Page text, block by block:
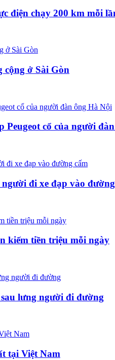
điện chạy 200 km mỗi
cộng ở Sài Gòn
Peugeot cổ của người
đi xe đạp vào
kiếm tiền triệu mỗi ngày
lưng người đi đường
tại Việt Nam